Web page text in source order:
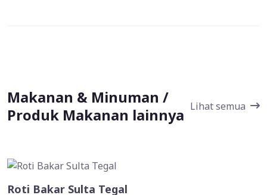
Makanan & Minuman /
Produk Makanan lainnya Lihat semua
Roti Bakar Sulta Tegal